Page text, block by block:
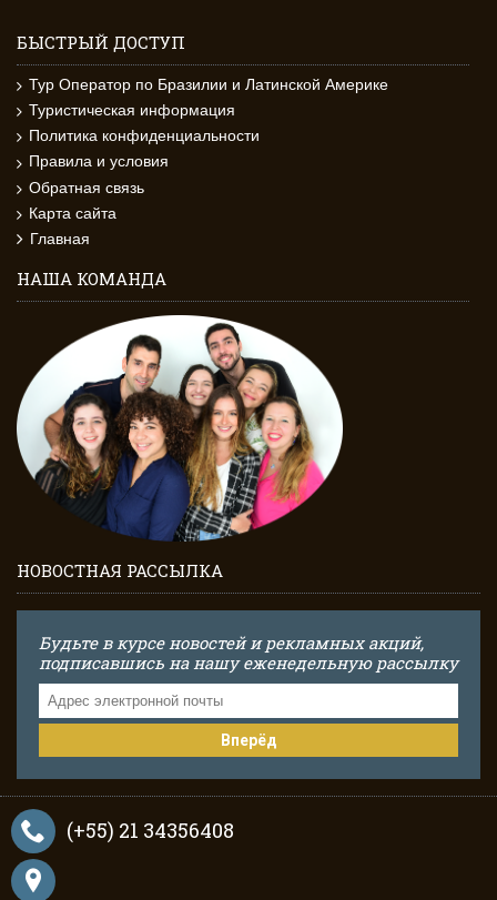
БЫСТРЫЙ ДОСТУП
Тур Оператор по Бразилии и Латинской Америке
Туристическая информация
Политика конфиденциальности
Правила и условия
Обратная связь
Карта сайта
Главная
НАША КОМАНДА
НОВОСТНАЯ РАССЫЛКА
Будьте в курсе новостей и рекламных акций,
подписавшись на нашу еженедельную рассылку
Вперёд
(+55) 21 34356408